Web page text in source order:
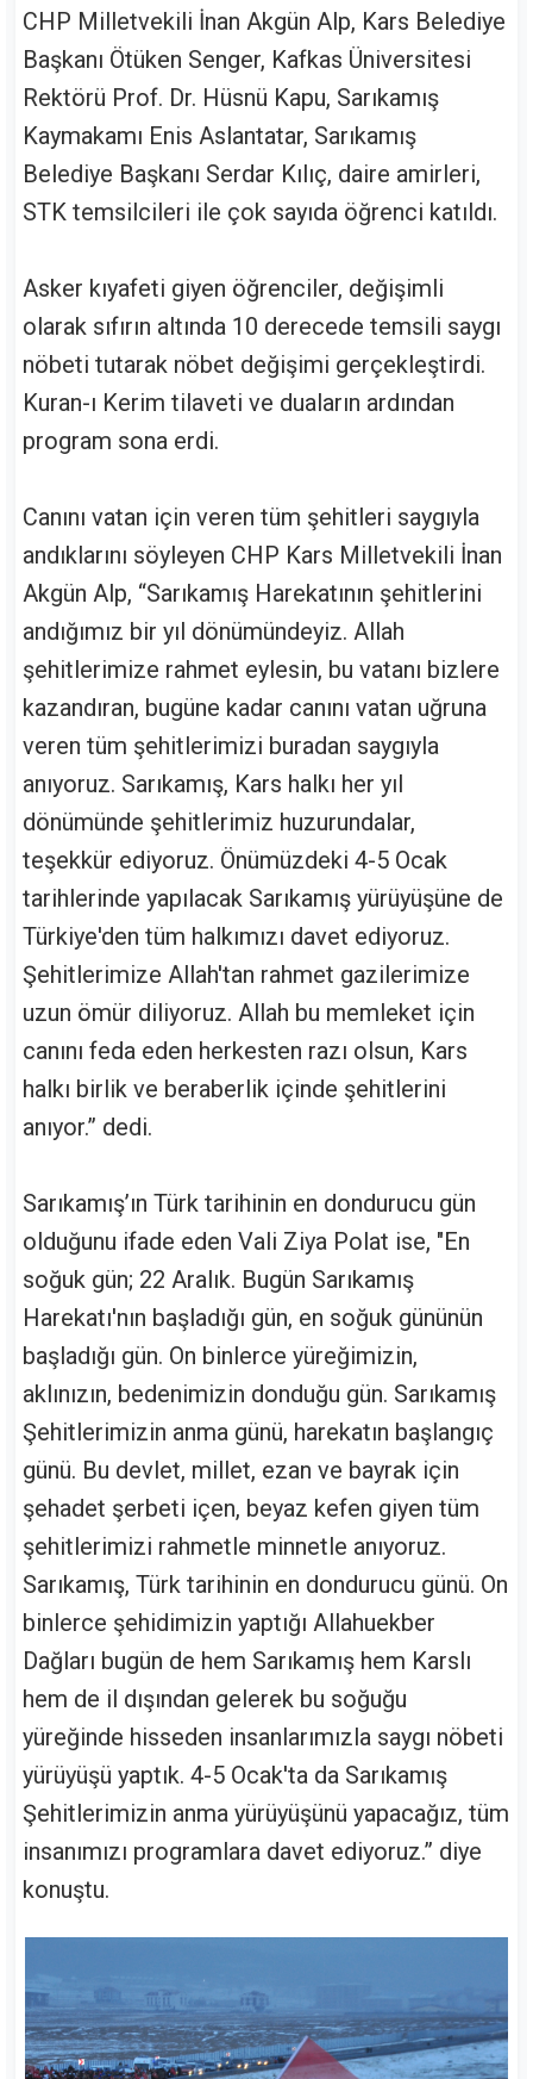
CHP Milletvekili İnan Akgün Alp, Kars Belediye
Başkanı Ötüken Senger, Kafkas Üniversitesi
Rektörü Prof. Dr. Hüsnü Kapu, Sarıkamış
Kaymakamı Enis Aslantatar, Sarıkamış
Belediye Başkanı Serdar Kılıç, daire amirleri,
STK temsilcileri ile çok sayıda öğrenci katıldı.
Asker kıyafeti giyen öğrenciler, değişimli
olarak sıfırın altında 10 derecede temsili saygı
nöbeti tutarak nöbet değişimi gerçekleştirdi.
Kuran-ı Kerim tilaveti ve duaların ardından
program sona erdi.
Canını vatan için veren tüm şehitleri saygıyla
andıklarını söyleyen CHP Kars Milletvekili İnan
Akgün Alp, “Sarıkamış Harekatının şehitlerini
andığımız bir yıl dönümündeyiz. Allah
şehitlerimize rahmet eylesin, bu vatanı bizlere
kazandıran, bugüne kadar canını vatan uğruna
veren tüm şehitlerimizi buradan saygıyla
anıyoruz. Sarıkamış, Kars halkı her yıl
dönümünde şehitlerimiz huzurundalar,
teşekkür ediyoruz. Önümüzdeki 4-5 Ocak
tarihlerinde yapılacak Sarıkamış yürüyüşüne de
Türkiye'den tüm halkımızı davet ediyoruz.
Şehitlerimize Allah'tan rahmet gazilerimize
uzun ömür diliyoruz. Allah bu memleket için
canını feda eden herkesten razı olsun, Kars
halkı birlik ve beraberlik içinde şehitlerini
anıyor.” dedi.
Sarıkamış’ın Türk tarihinin en dondurucu gün
olduğunu ifade eden Vali Ziya Polat ise, "En
soğuk gün; 22 Aralık. Bugün Sarıkamış
Harekatı'nın başladığı gün, en soğuk gününün
başladığı gün. On binlerce yüreğimizin,
aklınızın, bedenimizin donduğu gün. Sarıkamış
Şehitlerimizin anma günü, harekatın başlangıç
günü. Bu devlet, millet, ezan ve bayrak için
şehadet şerbeti içen, beyaz kefen giyen tüm
şehitlerimizi rahmetle minnetle anıyoruz.
Sarıkamış, Türk tarihinin en dondurucu günü. On
binlerce şehidimizin yaptığı Allahuekber
Dağları bugün de hem Sarıkamış hem Karslı
hem de il dışından gelerek bu soğuğu
yüreğinde hisseden insanlarımızla saygı nöbeti
yürüyüşü yaptık. 4-5 Ocak'ta da Sarıkamış
Şehitlerimizin anma yürüyüşünü yapacağız, tüm
insanımızı programlara davet ediyoruz.” diye
konuştu.